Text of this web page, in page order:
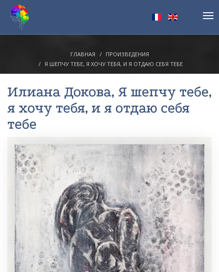
ГЛАВНАЯ
ПРОИЗВЕДЕНИЯ
Я ШЕПЧУ ТЕБЕ, Я ХОЧУ ТЕБЯ, И Я ОТДАЮ СЕБЯ ТЕБЕ
Илиана Докова, Я шепчу тебе,
я хочу тебя, и я отдаю себя
тебе